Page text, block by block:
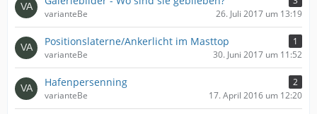
varianteBe
26. Juli 2017 um 13:19
Positionslaterne/Ankerlicht im Masttop
1
varianteBe
30. Juni 2017 um 11:52
Hafenpersenning
2
varianteBe
17. April 2016 um 12:20